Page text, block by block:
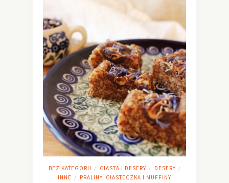
BEZ KATEGORII / CIASTA I DESERY / DESERY /
INNE / PRALINY, CIASTECZKA I MUFFINY